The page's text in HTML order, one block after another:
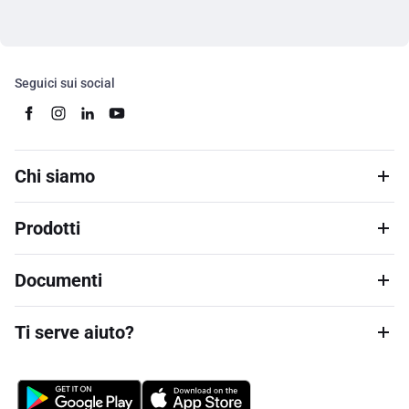
Seguici sui social
Chi siamo
Prodotti
Documenti
Ti serve aiuto?